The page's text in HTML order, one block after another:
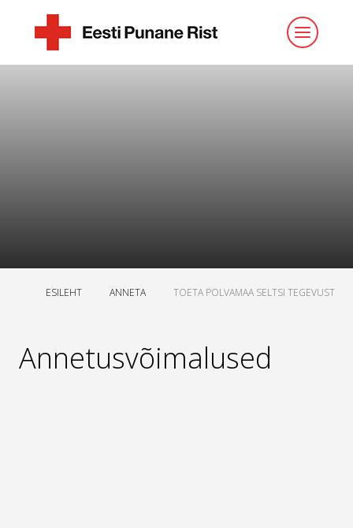
ESILEHT ANNETA TOETA POLVAMAA SELTSI TEGEVUST
Annetusvõimalused